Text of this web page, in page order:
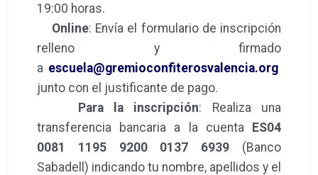
19:00 horas.
Online: Envía el formulario de inscripción
relleno y firmado
a escuela@gremioconfiterosvalencia.org
junto con el justificante de pago.
Para la inscripción: Realiza una
transferencia bancaria a la cuenta ES04
0081 1195 9200 0137 6939 (Banco
Sabadell) indicando tu nombre, apellidos y el